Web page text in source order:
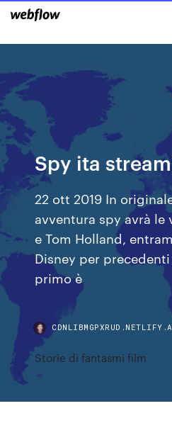
Spy ita
22 ott 2019 In
avventura spy avrà
e Tom Holland,
Disney per
primo è
Storie di fantasmi film